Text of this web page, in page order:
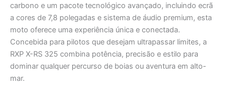
carbono e um pacote tecnológico avançado, incluindo ecrã
a cores de 7,8 polegadas e sistema de áudio premium, esta
moto oferece uma experiência única e conectada.
Concebida para pilotos que desejam ultrapassar limites, a
RXP X-RS 325 combina potência, precisão e estilo para
dominar qualquer percurso de boias ou aventura em alto-
mar.